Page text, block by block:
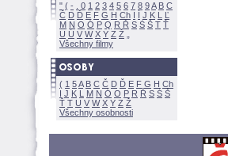
" ( - 0 1 2 3 4 5 6 7 8 9A B C
Č D Ď E F G H Ch I Í J K L
Ľ
M N O Ó P Q R Ř S Ś T Ť
U Ú V W X Y Z
Všechny filmy
( 1 5A B C Č D Ď E F G H Ch
I J K L M N Ó O P R Ř S Ś
Ť T U V W X Y Z
Všechny osobnosti